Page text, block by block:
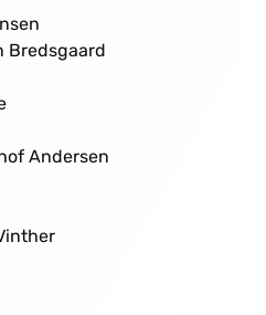
Bredsgaard
Andersen